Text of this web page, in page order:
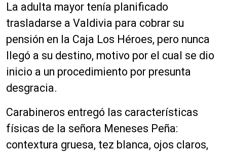
La adulta mayor tenía planificado
trasladarse a Valdivia para cobrar su
pensión en la Caja Los Héroes, pero nunca
llegó a su destino, motivo por el cual se dio
inicio a un procedimiento por presunta
desgracia.
Carabineros entregó las características
físicas de la señora Meneses Peña:
contextura gruesa, tez blanca, ojos claros,